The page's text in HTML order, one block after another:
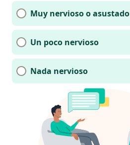
Muy nervioso o asustado
Un poco nervioso
Nada nervioso